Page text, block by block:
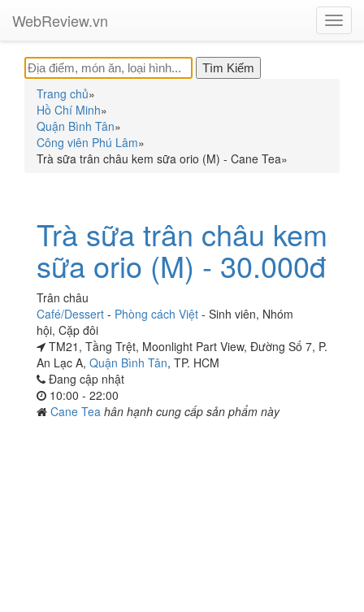
WebReview.vn
Trang chủ»
Hồ Chí Minh»
Quận Bình Tân»
Công viên Phú Lâm»
Trà sữa trân châu kem sữa orio (M) - Cane Tea»
Trà sữa trân châu kem
sữa orio (M) - 30.000đ
Trân châu
Café/Dessert - Phòng cách Việt - Sinh viên, Nhóm
hội, Cặp đôi
TM21, Tầng Trệt, Moonlight Part View, Đường Số 7, P.
An Lạc A, Quận Bình Tân, TP. HCM
Đang cập nhật
10:00 - 22:00
Cane Tea hân hạnh cung cấp sản phẩm này